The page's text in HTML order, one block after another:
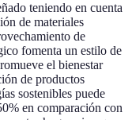
teniendo en cuenta
de materiales
de
fomenta un estilo de
el bienestar
de productos
sostenibles puede
en comparación con